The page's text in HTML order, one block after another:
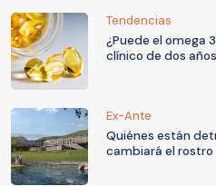
Tendencias
¿Puede el omega
clínico de dos
Ex-Ante
Quiénes están
cambiará el rostro